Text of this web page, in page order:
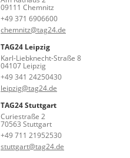
09111 Chemnitz
+49 371 6906600
chemnitz@tag24.de
TAG24 Leipzig
Karl-Liebknecht-Straße 8
04107 Leipzig
+49 341 24250430
leipzig@tag24.de
TAG24 Stuttgart
Curiestraße 2
70563 Stuttgart
+49 711 21952530
stuttgart@tag24.de